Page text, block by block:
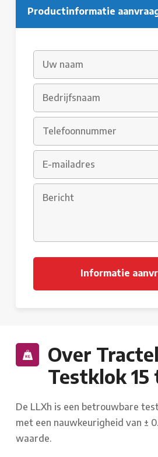
Productinformatie
Over
Testklok 15
De LLXh is een betrouwbare
met een nauwkeurigheid van ±
waarde.